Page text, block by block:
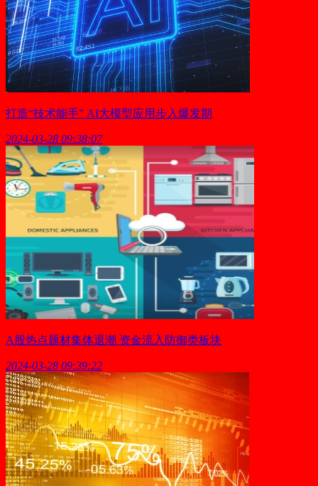
打造“技术能手” AI大模型应用步入爆发期
2024-03-28 09:38:07
A股热点题材集体退潮 资金流入防御类板块
2024-03-28 09:39:22